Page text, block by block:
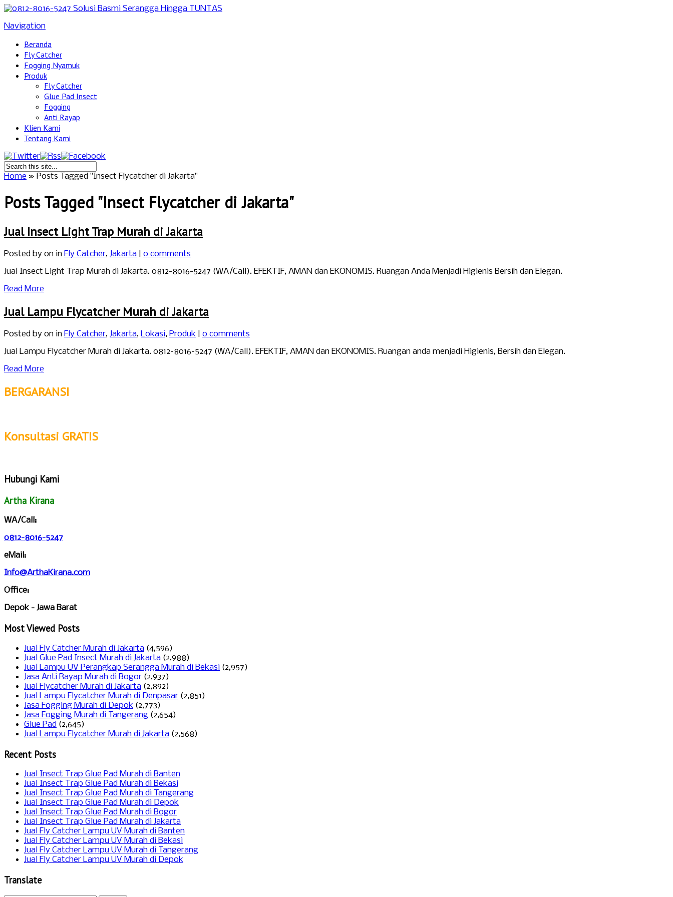
Navigation
Beranda
Fly Catcher
Fogging Nyamuk
Produk
Fly Catcher
Glue Pad Insect
Fogging
Anti Rayap
Klien Kami
Tentang Kami
Home » Posts Tagged "Insect Flycatcher di Jakarta"
Posts Tagged "Insect Flycatcher di Jakarta"
Jual Insect Light Trap Murah di Jakarta
Posted by on in Fly Catcher, Jakarta
0 comments
Jual Insect Light Trap Murah di Jakarta. 0812-8016-5247 (WA/Call). EFEKTIF, AMAN dan EKONOMIS. Ruangan Anda Menjadi Higienis Bersih dan Elegan.
Read More
Jual Lampu Flycatcher Murah di Jakarta
Posted by on in Fly Catcher, Jakarta, Lokasi, Produk
0 comments
Jual Lampu Flycatcher Murah di Jakarta. 0812-8016-5247 (WA/Call). EFEKTIF, AMAN dan EKONOMIS. Ruangan anda menjadi Higienis, Bersih dan Elegan.
Read More
BERGARANSI
Konsultasi GRATIS
Hubungi Kami
Artha Kirana
WA/Call:
0812-8016-5247
eMail:
Info@ArthaKirana.com
Office:
Depok - Jawa Barat
Most Viewed Posts
Jual Fly Catcher Murah di Jakarta (4,596)
Jual Glue Pad Insect Murah di Jakarta (2,988)
Jual Lampu UV Perangkap Serangga Murah di Bekasi (2,957)
Jasa Anti Rayap Murah di Bogor (2,937)
Jual Flycatcher Murah di Jakarta (2,892)
Jual Lampu Flycatcher Murah di Denpasar (2,851)
Jasa Fogging Murah di Depok (2,773)
Jasa Fogging Murah di Tangerang (2,654)
Glue Pad (2,645)
Jual Lampu Flycatcher Murah di Jakarta (2,568)
Recent Posts
Jual Insect Trap Glue Pad Murah di Banten
Jual Insect Trap Glue Pad Murah di Bekasi
Jual Insect Trap Glue Pad Murah di Tangerang
Jual Insect Trap Glue Pad Murah di Depok
Jual Insect Trap Glue Pad Murah di Bogor
Jual Insect Trap Glue Pad Murah di Jakarta
Jual Fly Catcher Lampu UV Murah di Banten
Jual Fly Catcher Lampu UV Murah di Bekasi
Jual Fly Catcher Lampu UV Murah di Tangerang
Jual Fly Catcher Lampu UV Murah di Depok
Translate